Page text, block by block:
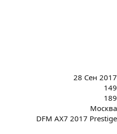
28 Сен 2017
149
189
Москва
DFM AX7 2017 Prestigе